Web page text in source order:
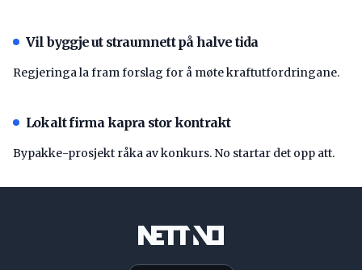
Vil byggje ut straumnett på halve tida
Regjeringa la fram forslag for å møte kraftutfordringane.
Lokalt firma kapra stor kontrakt
Bypakke-prosjekt råka av konkurs. No startar det opp att.